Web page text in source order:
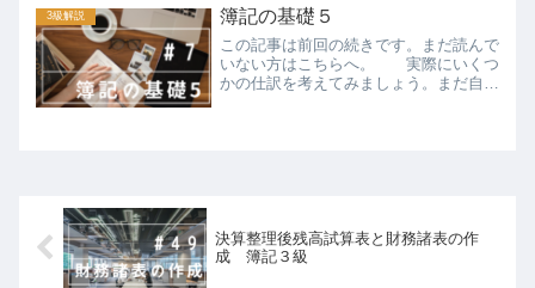
いておさらいをしたいと思います。（過
去の記事はこちら）手形に...
3級解説 簿記の基礎５
この記事は前回の続きです。まだ読んで
いない方はこちらへ。 実際にいくつ
かの仕訳を考えてみましょう。まだ自信
決算整理後残高試算表と財務諸表の作
成 簿記３級